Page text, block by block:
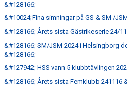
&#128166;
&#10024;Fina simningar på GS & SM /
&#128166; Årets sista Gästrikeserie 24/
&#128166; SM/JSM 2024 i Helsingborg
&#128166;
&#127942; HSS vann 5 klubbtävlingen
&#128166; Årets sista Femklubb 241116